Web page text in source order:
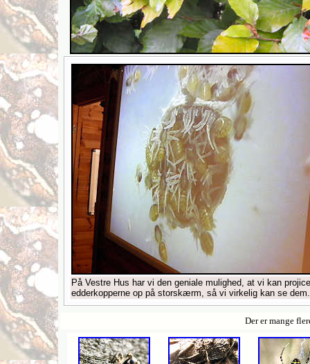
På Vestre Hus har vi den geniale mulighed, at vi kan
edderkopperne op på storskærm, så vi virkelig kan se dem.
Der er mange